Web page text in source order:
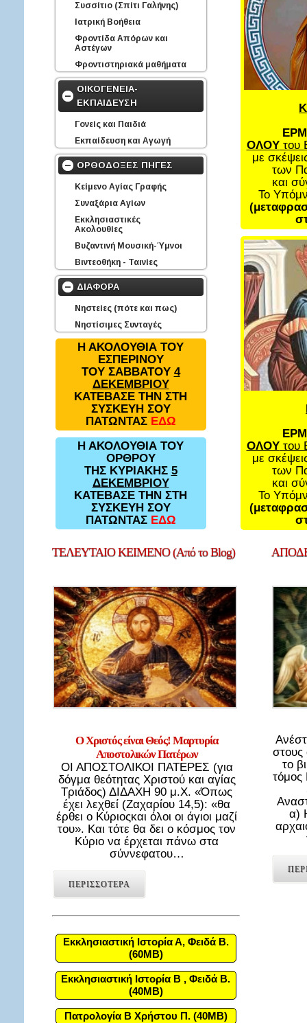
Συσσίτιο (Σπίτι Γαλήνης)
Ιατρική Βοήθεια
Φροντίδα Απόρων και
Αστέγων
Φροντιστηριακά μαθήματα
ΟΙΚΟΓΕΝΕΙΑ-
ΕΚΠΑΙΔΕΥΣΗ
Γονείς και Παιδιά
Εκπαίδευση και Αγωγή
ΟΡΘΟΔΟΞΕΣ ΠΗΓΕΣ
Κείμενο Αγίας Γραφής
Συναξάρια Αγίων
Εκκλησιαστικές
Ακολουθίες
Βυζαντινή Μουσική-Ύμνοι
Βιντεοθήκη - Ταινίες
ΔΙΑΦΟΡΑ
Νηστείες (πότε και πως)
Νηστίσιμες Συνταγές
Η ΑΚΟΛΟΥΘΙΑ ΤΟΥ
ΕΣΠΕΡΙΝΟΥ
ΤΟΥ ΣΑΒΒΑΤΟΥ 4
ΔΕΚΕΜΒΡΙΟΥ
ΚΑΤΕΒΑΣΕ ΤΗΝ ΣΤΗ
ΣΥΣΚΕΥΗ ΣΟΥ
ΠΑΤΩΝΤΑΣ ΕΔΩ
Η ΑΚΟΛΟΥΘΙΑ ΤΟΥ
ΟΡΘΡΟΥ
ΤΗΣ ΚΥΡΙΑΚΗΣ 5
ΔΕΚΕΜΒΡΙΟΥ
ΚΑΤΕΒΑΣΕ ΤΗΝ ΣΤΗ
ΣΥΣΚΕΥΗ ΣΟΥ
ΠΑΤΩΝΤΑΣ ΕΔΩ
ΟΛΟΥτου
με
των
και
Το
ΟΛΟΥτου
με
των
και
Το
ΤΕΛΕΥΤΑΙΟΚΕΙΜΕΝΟ (Από το Blog)
Ο Χριστός είναι Θεός! Μαρτυρία
Αποστολικών Πατέρων
ΟΙ ΑΠΟΣΤΟΛΙΚΟΙ ΠΑΤΕΡΕΣ (για
δόγμα θεότητας Χριστού και αγίας
Τριάδος) ΔΙΔΑΧΗ 90 μ.Χ. «Όπως
έχει λεχθεί (Ζαχαρίου 14,5): «θα
έρθει ο Κύριοςκαι όλοι οι άγιοι μαζί
του». Και τότε θα δει ο κόσμος τον
Κύριο να έρχεται πάνω στα
σύννεφατου…
ΠΕΡΙΣΣΟΤΕΡΑ
Εκκλησιαστική Ιστορία Α, Φειδά Β.
(60MB)
Εκκλησιαστική Ιστορία Β , Φειδά Β.
(40MB)
Πατρολογία Β Χρήστου Π. (40MB)
στους
το
α)